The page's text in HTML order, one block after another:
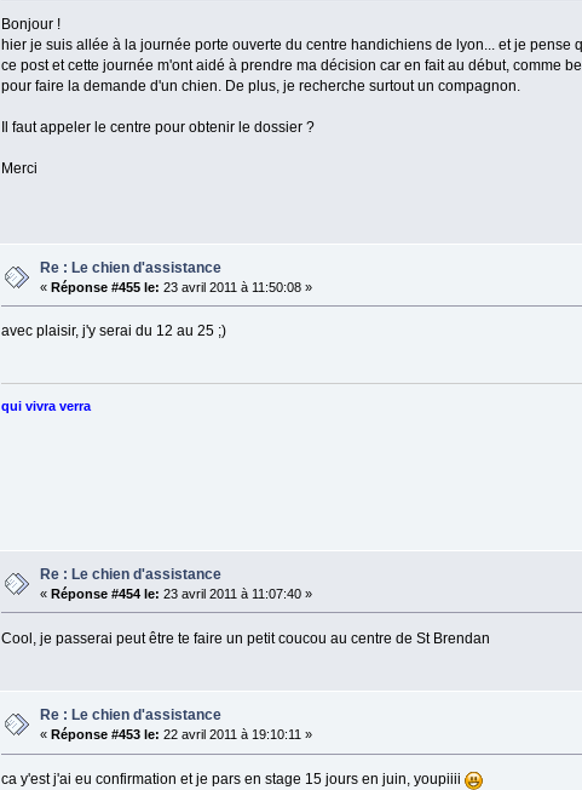
Bonjour !
hier je suis allée à la journée porte ouverte du centre handichiens de lyon... et je
ce post et cette journée m'ont aidé à prendre ma décision car en fait au début, comme
pour faire la demande d'un chien. De plus, je recherche surtout un compagnon.
Il faut appeler le centre pour obtenir le dossier ?
Merci
Re : Le chien d'assistance
« Réponse #455 le: 23 avril 2011 à 11:50:08 »
avec plaisir, j'y serai du 12 au 25 ;)
qui vivra verra
Re : Le chien d'assistance
« Réponse #454 le: 23 avril 2011 à 11:07:40 »
Cool, je passerai peut être te faire un petit coucou au centre de St Brendan
Re : Le chien d'assistance
« Réponse #453 le: 22 avril 2011 à 19:10:11 »
ca y'est j'ai eu confirmation et je pars en stage 15 jours en juin, youpiiii